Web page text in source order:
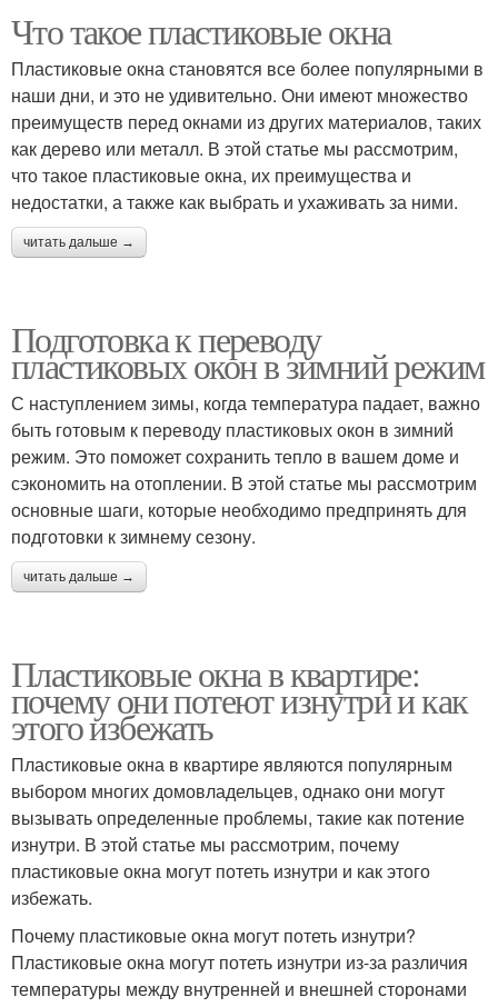
Что такое пластиковые окна
Пластиковые окна становятся все более популярными в
наши дни, и это не удивительно. Они имеют множество
преимуществ перед окнами из других материалов, таких
как дерево или металл. В этой статье мы рассмотрим,
что такое пластиковые окна, их преимущества и
недостатки, а также как выбрать и ухаживать за ними.
читать дальше →
Подготовка к переводу
пластиковых окон в зимний режим
С наступлением зимы, когда температура падает, важно
быть готовым к переводу пластиковых окон в зимний
режим. Это поможет сохранить тепло в вашем доме и
сэкономить на отоплении. В этой статье мы рассмотрим
основные шаги, которые необходимо предпринять для
подготовки к зимнему сезону.
читать дальше →
Пластиковые окна в квартире:
почему они потеют изнутри и как
этого избежать
Пластиковые окна в квартире являются популярным
выбором многих домовладельцев, однако они могут
вызывать определенные проблемы, такие как потение
изнутри. В этой статье мы рассмотрим, почему
пластиковые окна могут потеть изнутри и как этого
избежать.
Почему пластиковые окна могут потеть изнутри?
Пластиковые окна могут потеть изнутри из-за различия
температуры между внутренней и внешней сторонами